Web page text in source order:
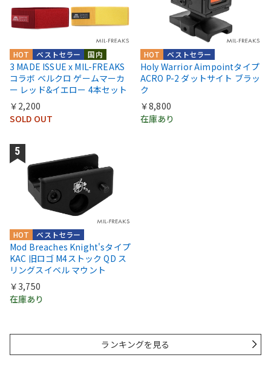
国内
ベストセラー
HOT
3 MADE ISSUE x MIL-FREAKS
コラボ ベルクロ ゲームマーカ
ー レッド&イエロー 4本セット
￥2,200
SOLD OUT
ベストセラー
HOT
Holy Warrior Aimpointタイプ
ACRO P-2 ダットサイト ブラッ
ク
￥8,800
在庫あり
ベストセラー
HOT
Mod Breaches Knight'sタイプ
KAC 旧ロゴ M4ストック QD ス
リングスイベル マウント
￥3,750
在庫あり
ランキングを見る